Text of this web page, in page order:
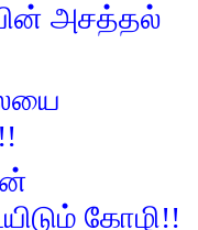
அசத்தல்
கோழி!!